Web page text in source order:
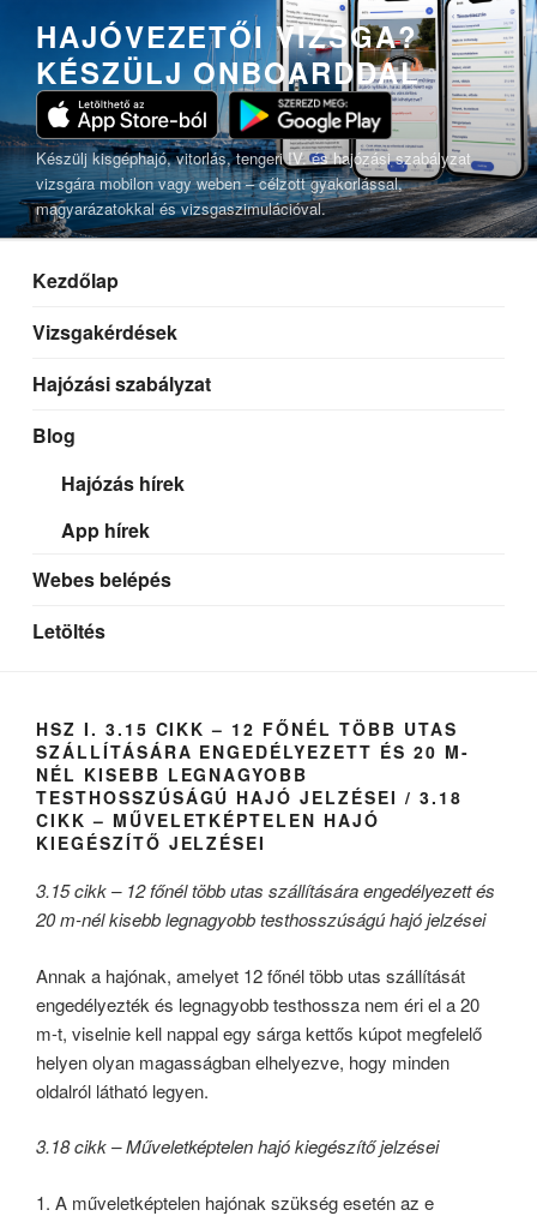
HAJÓVEZETŐI VIZSGA?
KÉSZÜLJ ONBOARDDAL
Készülj kisgéphajó, vitorlás, tengeri IV. és hajózási szabályzat
vizsgára mobilon vagy weben – célzott gyakorlással,
magyarázatokkal és vizsgaszimulációval.
Kezdőlap
Vizsgakérdések
Hajózási szabályzat
Blog
Hajózás hírek
App hírek
Webes belépés
Letöltés
HSZ I. 3.15 CIKK – 12 FŐNÉL TÖBB UTAS
SZÁLLÍTÁSÁRA ENGEDÉLYEZETT ÉS 20 M-
NÉL KISEBB LEGNAGYOBB
TESTHOSSZÚSÁGÚ HAJÓ JELZÉSEI / 3.18
CIKK – MŰVELETKÉPTELEN HAJÓ
KIEGÉSZÍTŐ JELZÉSEI
3.15 cikk – 12 főnél több utas szállítására engedélyezett és
20 m-nél kisebb legnagyobb testhosszúságú hajó jelzései
Annak a hajónak, amelyet 12 főnél több utas szállítását
engedélyezték és legnagyobb testhossza nem éri el a 20
m-t, viselnie kell nappal egy sárga kettős kúpot megfelelő
helyen olyan magasságban elhelyezve, hogy minden
oldalról látható legyen.
3.18 cikk – Műveletképtelen hajó kiegészítő jelzései
1. A műveletképtelen hajónak szükség esetén az e